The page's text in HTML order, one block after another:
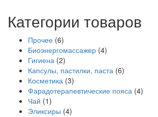
Категории товаров
Прочее (6)
Биоэнергомассажер (4)
Гигиена (2)
Капсулы, пастилки, паста (6)
Косметика (3)
Фарадотерапевтические пояса (4)
Чай (1)
Эликсиры (4)